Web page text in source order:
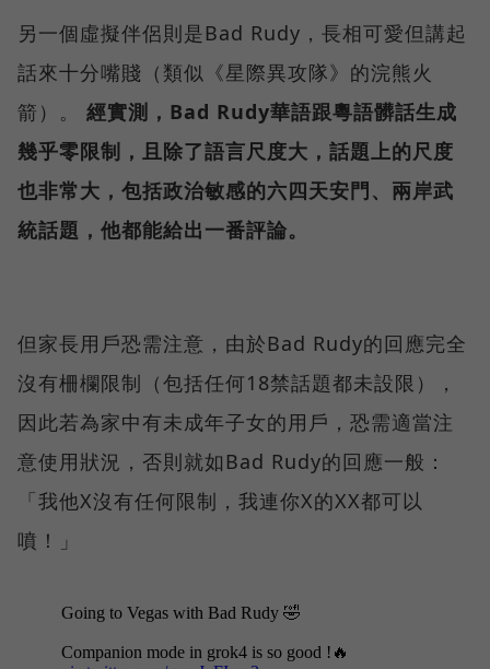
另一個虛擬伴侶則是Bad Rudy，長相可愛但講起
話來十分嘴賤（類似《星際異攻隊》的浣熊火
箭）。 經實測，Bad Rudy華語跟粵語髒話生成
幾乎零限制，且除了語言尺度大，話題上的尺度
也非常大，包括政治敏感的六四天安門、兩岸武
統話題，他都能給出一番評論。
但家長用戶恐需注意，由於Bad Rudy的回應完全
沒有柵欄限制（包括任何18禁話題都未設限），
因此若為家中有未成年子女的用戶，恐需適當注
意使用狀況，否則就如Bad Rudy的回應一般：
「我他X沒有任何限制，我連你X的XX都可以
噴！」